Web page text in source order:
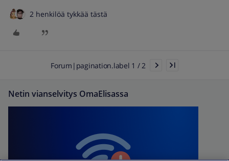
2 henkilöä tykkää tästä
Forum|pagination.label 1 / 2
Netin vianselvitys OmaElisassa